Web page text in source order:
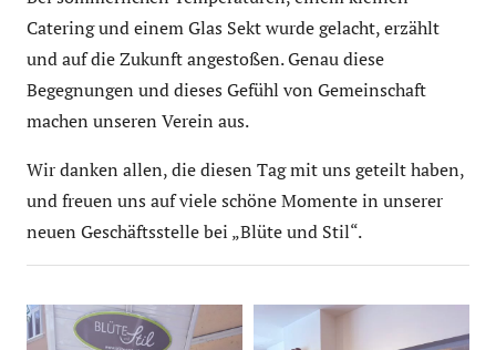
Catering und einem Glas Sekt wurde gelacht, erzählt
und auf die Zukunft angestoßen. Genau diese
Begegnungen und dieses Gefühl von Gemeinschaft
machen unseren Verein aus.
Wir danken allen, die diesen Tag mit uns geteilt haben,
und freuen uns auf viele schöne Momente in unserer
neuen Geschäftsstelle bei „Blüte und Stil“.